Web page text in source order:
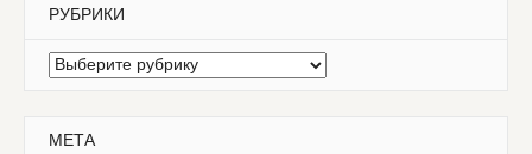
РУБРИКИ
Рубрики
МЕТА